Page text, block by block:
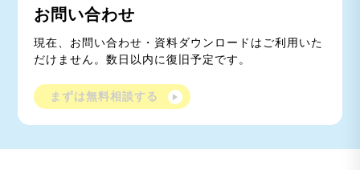
お問い合わせ
現在、お問い合わせ・資料ダウンロードはご利用いた
だけません。数日以内に復旧予定です。
まずは無料相談する